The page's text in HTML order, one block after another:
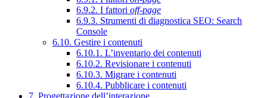
6.9.2. I fattori off-page
6.9.3. Strumenti di diagnostica SEO: Search
Console
6.10. Gestire i contenuti
6.10.1. L’inventario dei contenuti
6.10.2. Revisionare i contenuti
6.10.3. Migrare i contenuti
6.10.4. Pubblicare i contenuti
7. Progettazione dell’interazione